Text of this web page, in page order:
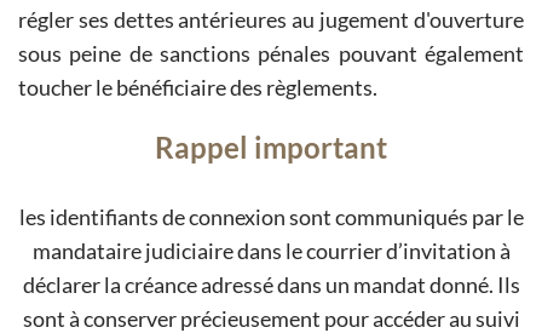
régler ses dettes antérieures au jugement d'ouverture
sous peine de sanctions pénales pouvant également
toucher le bénéficiaire des règlements.
Rappel important
les identifiants de connexion sont communiqués par le
mandataire judiciaire dans le courrier d’invitation à
déclarer la créance adressé dans un mandat donné. Ils
sont à conserver précieusement pour accéder au suivi